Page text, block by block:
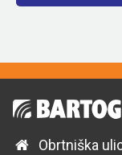
Obrtniška